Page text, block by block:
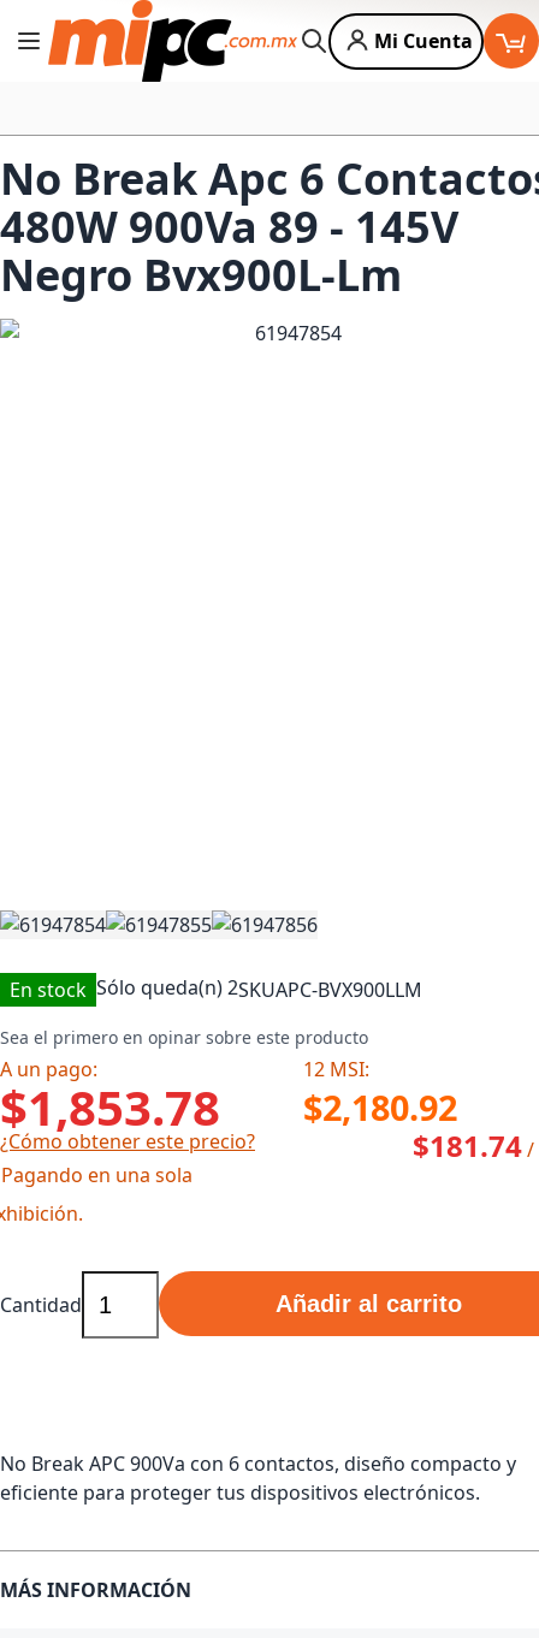
Cambiar Nav
Buscar
Mi Cuenta
No Break Apc 6
480W 900Va 89 - 145V
Negro Bvx900L-Lm
En stock Sólo queda(n)2SKUAPC-BVX900LLM
Sea el primero en opinar sobre este producto
A un pago: 12 MSI:
$1,853.78 $2,180.92
¿Cómo obtener este precio?
en una sola
$181.74/
Cantidad Añadir al carrito
No Break APC 900Va con 6 contactos, diseño compacto y
eficiente para proteger tus dispositivos electrónicos.
MÁS INFORMACIÓN